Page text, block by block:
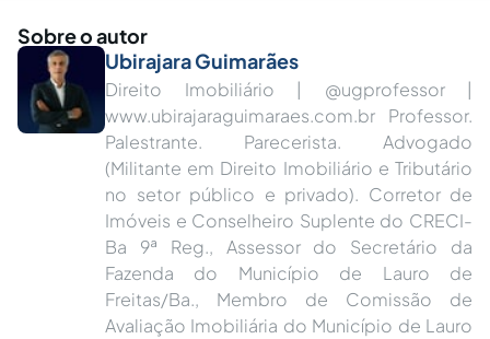
Sobre o autor
Ubirajara Guimarães
Direito Imobiliário | @ugprofessor |
www.ubirajaraguimaraes.com.br Professor.
Palestrante. Parecerista. Advogado
(Militante em Direito Imobiliário e Tributário
no setor público e privado). Corretor de
Imóveis e Conselheiro Suplente do CRECI-
Ba 9ª Reg., Assessor do Secretário da
Fazenda do Município de Lauro de
Freitas/Ba., Membro de Comissão de
Avaliação Imobiliária do Município de Lauro